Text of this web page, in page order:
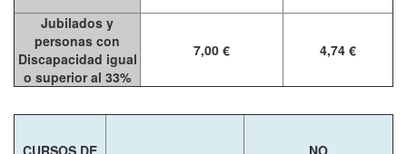
Jubilados y
personas con
Discapacidad igual
o superior al 33%
7,00 € 4,74 €
CURSOS DE
NO